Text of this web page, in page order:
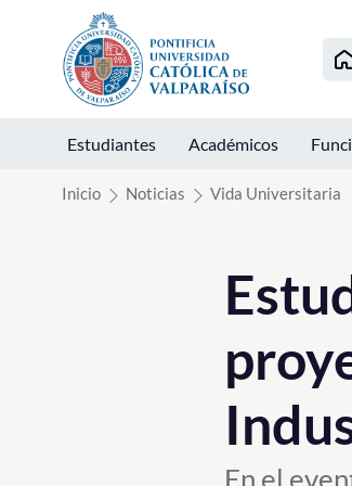
Click acá para ir directamente al contenido
Estudiantes Académicos
Inicio Noticias Vida Universitaria
En el